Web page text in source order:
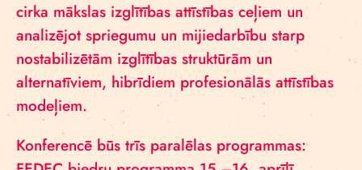
cirka mākslas izglītības attīstības ceļiem un
analizējot spriegumu un mijiedarbību starp
nostabilizētām izglītības struktūrām un
alternatīviem, hibrīdiem profesionālās attīstības
modeļiem.
Konferencē būs trīs paralēlas programmas: